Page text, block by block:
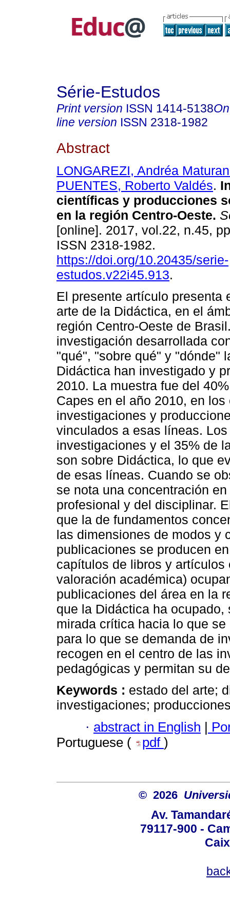
Série-Estudos
Print version ISSN 1414-5138
line version ISSN 2318-1982
Abstract
LONGAREZI, Andréa
PUENTES, Roberto Valdés.
científicas y producciones
en la región Centro-Oeste.
[online]. 2017, vol.22, n.45,
ISSN 2318-1982.
https://doi.org/10.20435/serie-
estudos.v22i45.913.
El presente artículo presenta
arte de la Didáctica, en el
región Centro-Oeste de
investigación desarrollada
"qué", "sobre qué" y "dónde"
Didáctica han investigado y
2010. La muestra fue del
Capes en el año 2010, en
investigaciones y
vinculados a esas líneas.
investigaciones y el 35% de
son sobre Didáctica, lo que
de esas líneas. Cuando se
se nota una concentración
profesional y del disciplinar.
que la de fundamentos
las dimensiones de modos y
publicaciones se producen
capítulos de libros y
valoración académica)
publicaciones del área en la
que la Didáctica ha
mirada crítica hacia lo que
para lo que se demanda de
recogen en el centro de las
pedagógicas y permitan su
Keywords : estado del arte;
investigaciones;
· abstract in English |
Portuguese (
pdf )
© 2026
Av.
79117-900 -